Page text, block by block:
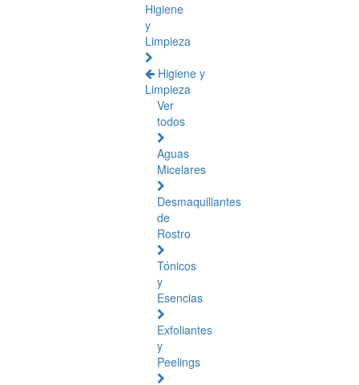
Higiene
y
Limpieza
Higiene y
Limpieza
Ver
todos
Aguas
Micelares
Desmaquillantes
de
Rostro
Tónicos
y
Esencias
Exfoliantes
y
Peelings